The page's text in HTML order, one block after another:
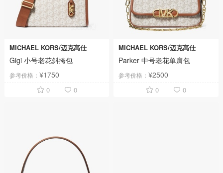
MICHAEL KORS/迈克高仕
Gigi 小号老花斜挎包
参考价格： ¥1750
0 0
MICHAEL KORS/迈克高仕
Parker 中号老花单肩包
参考价格：¥2500
0 0